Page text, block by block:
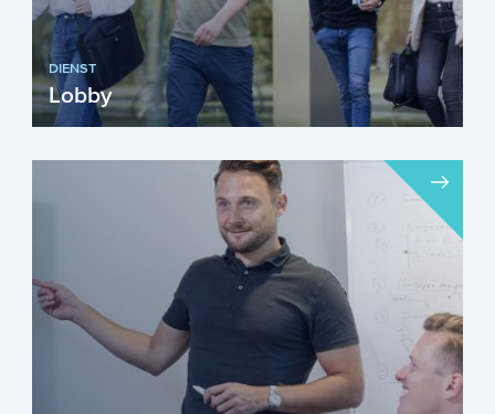
DIENST
Lobby